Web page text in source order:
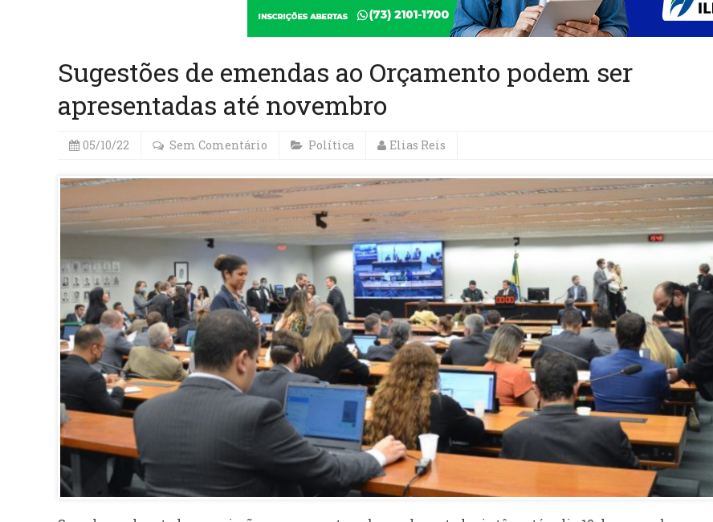
Sugestões de emendas ao Orçamento podem ser
apresentadas até novembro
05/10/22 Sem Comentário Política Elias Reis